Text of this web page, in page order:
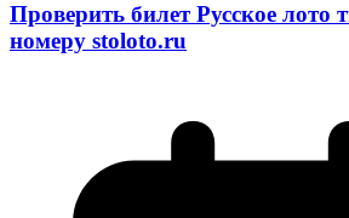
Проверить билет Русское лото
номеру stoloto.ru